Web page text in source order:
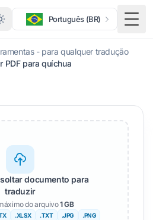
Português (BR)
- para qualquer tradução
PDF para quíchua
documento para
traduzir
do arquivo1 GB
.XLSX .TXT .JPG
.PNG